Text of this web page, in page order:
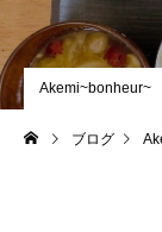
Akemi~bonheur~
ブログ